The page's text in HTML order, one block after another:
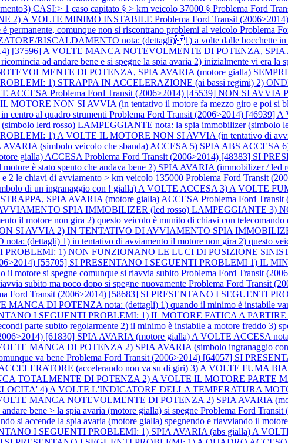
CASI:> 1 caso capitato § > km veicolo 37000 § Problema Ford
2) A VOLTE MINIMO INSTABILE Problema Ford Transit
permanente, comunque non si riscontrano problemi al veicolo Problema
RISCALDAMENTO nota: (dettagli) 1) a volte dalle bocchette in
[37596] A VOLTE MANCA NOTEVOLMENTE DI POTENZA, SPIA
ad andare bene e si spegne la spia avaria 2) inizialmente vi era la
DI POTENZA, SPIA AVARIA (motore gialla)
1) STRAPPA IN ACCELERAZIONE (ai bassi regimi) 2)
ACCESA Problema Ford Transit (2006>2014) [45539] NON SI AVVIA
MOTORE NON SI AVVIA (in tentativo il motore fa mezzo giro e poi
centro al quadro strumenti Problema Ford Transit (2006>2014) [46939]
lerd rosso) LAMPEGGIANTE nota: la spia immobilizer (simbolo
1) A VOLTE IL MOTORE NON SI AVVIA (in tentativo di
AVARIA (simbolo veicolo che sbanda) ACCESA 5) SPIA ABS
gialla) ACCESA Problema Ford Transit (2006>2014) [48383] SI
è stato spento che andava bene 2) SPIA AVARIA (immobilizer /
2 le chiavi di avviamento > km veicolo 135000 Problema Ford Transit
di un ingranaggio con ! gialla) A VOLTE ACCESA 3) A VOLTE
SPIA AVARIA (motore gialla) ACCESA Problema Ford
SPIA IMMOBILIZER (led rosso) LAMPEGGIANTE
il motore non gira 2) questo veicolo è munito di chiavi con telecomando
SI AVVIA 2) IN TENTATIVO DI AVVIAMENTO SPIA
(dettagli) 1) in tentativo di avviamento il motore non gira 2) questo
PROBLEMI: 1) NON FUNZIONANO LE LUCI DI POSIZIONE
[55705] SI PRESENTANO I SEGUENTI PROBLEMI 1) IL
motore si spegne comunque si riavvia subito Problema Ford Transit
subito ma poco dopo si spegne nuovamente Problema Ford Transit
Ford Transit (2006>2014) [58683] SI PRESENTANO I SEGUENTI
DI POTENZA nota: (dettagli) 1) quando il minimo è instabile
I SEGUENTI PROBLEMI: 1) IL MOTORE FATICA A
parte subito regolarmente 2) il minimo è instabile a motore freddo 3)
[61830] SPIA AVARIA (motore gialla) A VOLTE ACCESA
MANCA DI POTENZA 2) SPIA AVARIA (simbolo ingranaggio
va bene Problema Ford Transit (2006>2014) [64057] SI
(accelerando non va su di giri) 3) A VOLTE FUMA
TOTALMENTE DI POTENZA 2) A VOLTE IL MOTORE PARTE
4) A VOLTE L'INDICATORE DELLA TEMPERATURA
MANCA NOTEVOLMENTE DI POTENZA 2) SPIA AVARIA
bene > la spia avaria (motore gialla) si spegne Problema Ford
si accende la spia avaria (motore gialla) spegnendo e riavviando il
I SEGUENTI PROBLEMI: 1) SPIA AVARIA (abs gialla) A